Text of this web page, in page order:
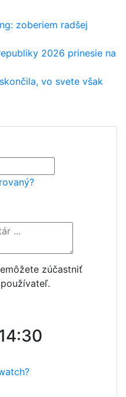
zoberiem radšej
2026 prinesie na
vo svete však
zúčastniť